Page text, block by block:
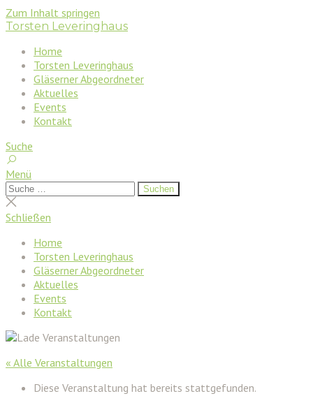
Zum Inhalt springen
Torsten Leveringhaus
Home
Torsten Leveringhaus
Gläserner Abgeordneter
Aktuelles
Events
Kontakt
Suche
Menü
Suchen
nach:
Suchen
Suche
schließen
Schließen
Home
Torsten Leveringhaus
Gläserner Abgeordneter
Aktuelles
Events
Kontakt
« Alle Veranstaltungen
Diese Veranstaltung hat bereits stattgefunden.